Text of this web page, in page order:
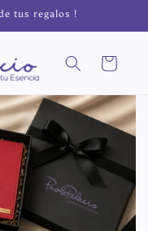
tus regalos !
Carrito